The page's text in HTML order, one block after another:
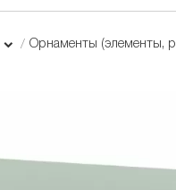
Орнаменты (элементы,